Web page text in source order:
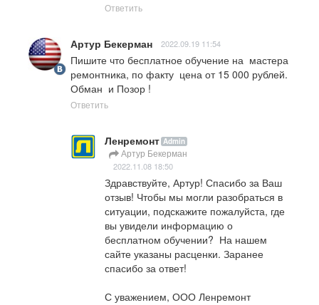
Ответить
Артур Бекерман 2022.09.19 11:54
Пишите что бесплатное обучение на  мастера
ремонтника, по факту  цена от 15 000 рублей.
Обман  и Позор !
Ответить
Ленремонт Admin
Артур Бекерман
2022.11.08 18:50
Здравствуйте, Артур! Спасибо за Ваш
отзыв! Чтобы мы могли разобраться в
ситуации, подскажите пожалуйста, где
вы увидели информацию о
бесплатном обучении?  На нашем
сайте указаны расценки. Заранее
спасибо за ответ!
С уважением, ООО Ленремонт